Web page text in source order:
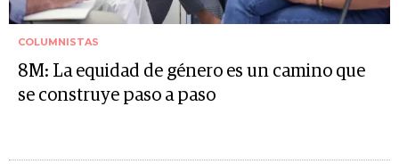
COLUMNISTAS
8M: La equidad de género es un camino que
se construye paso a paso